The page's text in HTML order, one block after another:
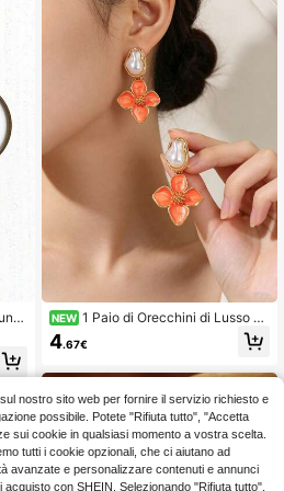
NEW 1 Paio di Orecchini di Lusso all
a Moda, Eleganti, Glamour, Dolci, Mi
nimalisti, Versatili, Dipinti a Mano in
ecorazione Barocca Asimmetrica c
on Perle Finte, Orecchini per Donn
e, Adatti per Vacanze, Uso Quotidia
no Primavera/Estate e Festività
4.67€
nostro sito web per fornire il servizio richiesto e
possibile. Potete "Rifiuta tutto", "Accetta
sui cookie in qualsiasi momento a vostra scelta.
tutti i cookie opzionali, che ci aiutano ad
avanzate e personalizzare contenuti e annunci
con SHEIN. Selezionando "Rifiuta tutto",